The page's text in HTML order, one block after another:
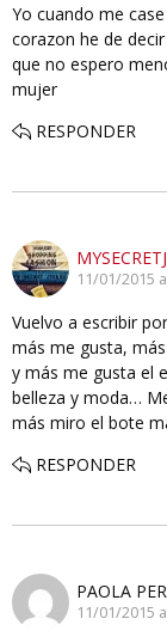
Yo cuando me
corazon he de
que no espero
mujer
RESPONDER
11/01/2015
Vuelvo a escribir
más me gusta,
y más me gusta el
belleza y moda…
más miro el bote
RESPONDER
PAOLA
11/01/2015